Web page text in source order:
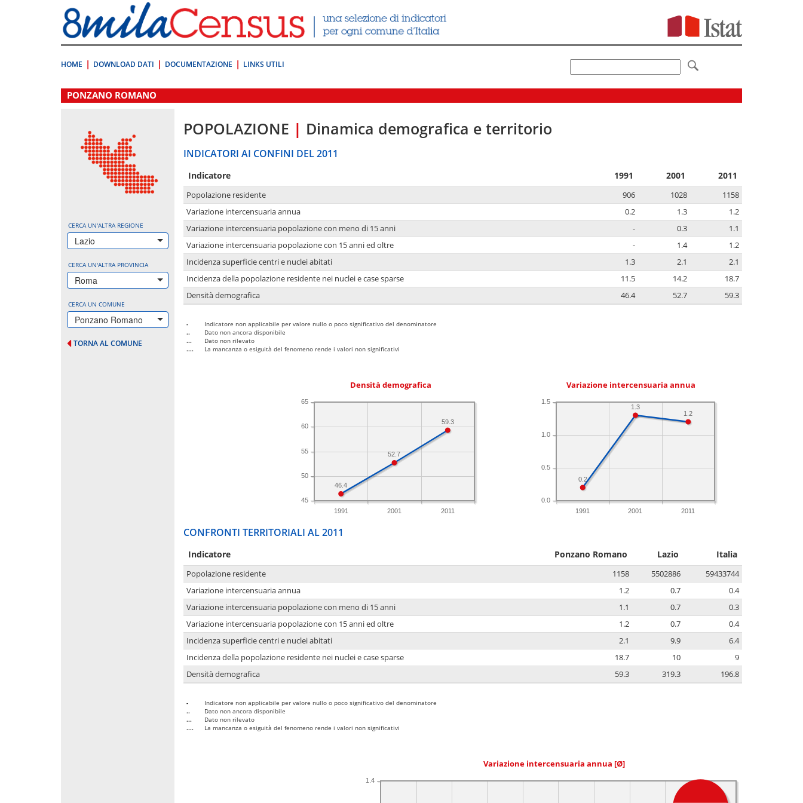
direttamente
a:
Contenuto
HOME DOWNLOAD DATI DOCUMENTAZIONE LINKS UTILI
.
PONZANO ROMANO
CERCA UN'ALTRA REGIONE
Lazio
CERCA UN'ALTRA PROVINCIA
Roma
CERCA UN COMUNE
Ponzano Romano
TORNA AL COMUNE
POPOLAZIONE | Dinamica demografica e territorio
INDICATORI AI CONFINI DEL 2011
Indicatore 1991 2001 2011
Popolazione residente 906 1028
1158
Variazione intercensuaria annua
0.2 1.3
1.2
Variazione intercensuaria popolazione con meno di 15 anni
- 0.3
1.1
Variazione intercensuaria popolazione con 15 anni ed oltre
- 1.4
1.2
Incidenza superficie centri e nuclei abitati
1.3 2.1
2.1
Incidenza della popolazione residente nei nuclei e case sparse
11.5 14.2
18.7
Densità demografica
46.4 52.7 59.3
-
Indicatore non applicabile per valore nullo o poco significativo del denominatore
..
Dato non ancora disponibile
...
Dato non rilevato
....
La mancanza o esiguità del fenomeno rende i valori non significativi
Densità demografica
1991 2001 2011
45
50
55
60
65
59.3
52.7
46.4
Variazione intercensuaria annua
1991 2001 2011
0.0
0.5
1.0
1.5
1.2
1.3
0.2
CONFRONTI TERRITORIALI AL 2011
Indicatore Ponzano Romano Lazio Italia
Popolazione residente 1158 5502886
59433744
Variazione intercensuaria annua
1.2 0.7
0.4
Variazione intercensuaria popolazione con meno di 15 anni
1.1 0.7
0.3
Variazione intercensuaria popolazione con 15 anni ed oltre
1.2 0.7
0.4
Incidenza superficie centri e nuclei abitati
2.1 9.9
6.4
Incidenza della popolazione residente nei nuclei e case sparse
18.7 10
9
Densità demografica
59.3 319.3 196.8
-
Indicatore non applicabile per valore nullo o poco significativo del denominatore
..
Dato non ancora disponibile
...
Dato non rilevato
....
La mancanza o esiguità del fenomeno rende i valori non significativi
Variazione intercensuaria annua [Ø]
1.4